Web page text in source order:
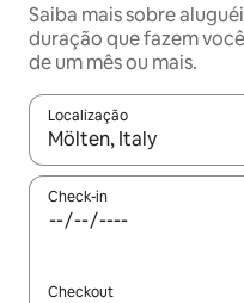
Saiba mais sobre
duração que fazem
de um mês ou mais.
Localização
Quando os resultados
Check-in
Checkout